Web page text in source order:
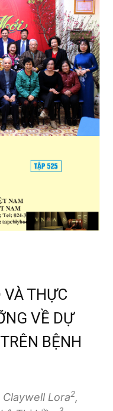
VÀ THỰC
VỀ DỰ
BỆNH
Claywell Lora2,